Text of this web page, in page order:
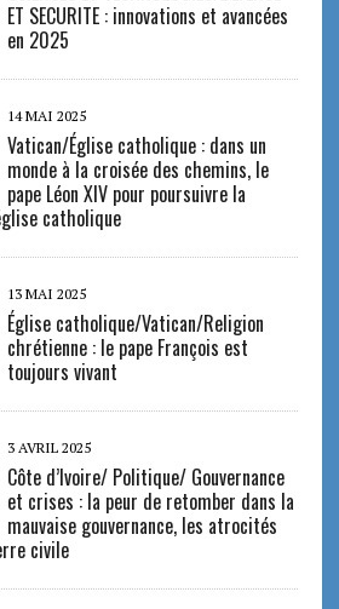
ET SECURITE : innovations et avancées
en 2025
14 MAI 2025
Vatican/Église catholique : dans un
monde à la croisée des chemins, le
pape Léon XIV pour poursuivre la
catholique
13 MAI 2025
Église catholique/Vatican/Religion
chrétienne : le pape François est
toujours vivant
3 AVRIL 2025
Côte d’Ivoire/ Politique/ Gouvernance
et crises : la peur de retomber dans la
mauvaise gouvernance, les atrocités
civile